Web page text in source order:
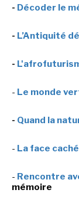
VOIR
BD
- Décoder le
- L’Antiquité
-
- Le monde
- Quand la
- La face
- Rencontre
mémoire